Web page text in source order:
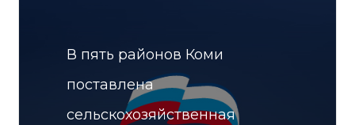
В пять районов Коми
поставлена
сельскохозяйственная